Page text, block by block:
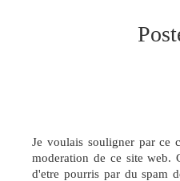
Je voulais souligner par ce
moderation de ce site web.
d'etre pourris par du spam